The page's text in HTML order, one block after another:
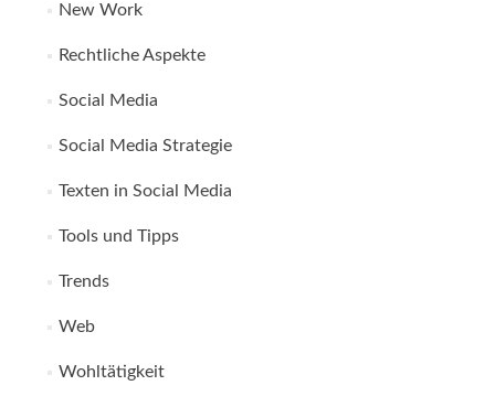
New Work
Rechtliche Aspekte
Social Media
Social Media Strategie
Texten in Social Media
Tools und Tipps
Trends
Web
Wohltätigkeit